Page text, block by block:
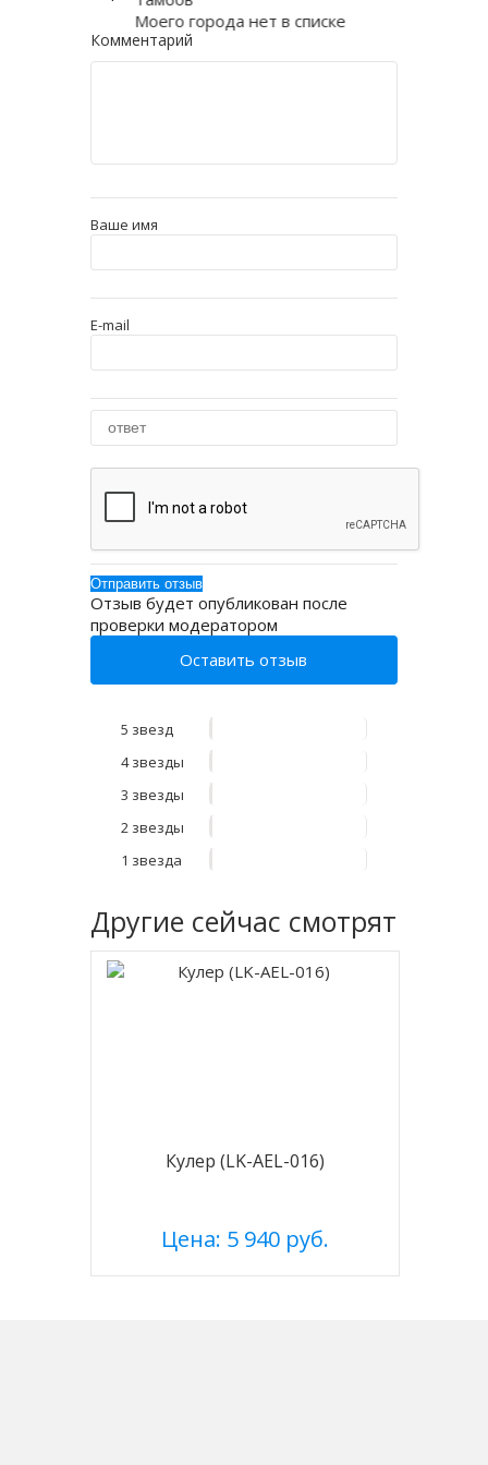
Комментарий
Ваше имя
E-mail
Отзыв будет опубликован после
проверки модератором
Оставить отзыв
5 звезд
4 звезды
3 звезды
2 звезды
1 звезда
Другие сейчас смотрят
Кулер (LK-AEL-016)
Цена: 5 940 руб.
Моего города нет в списке